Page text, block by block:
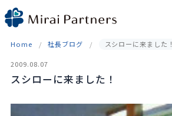
Skip
to
Home 社長ブログ スシローに来ました！
2009.08.07
スシローに来ました！